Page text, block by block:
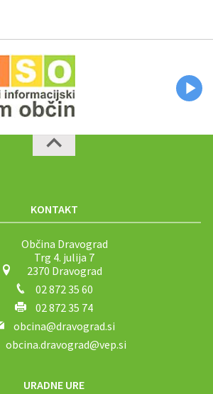
KONTAKT
Občina Dravograd
Trg 4. julija 7
2370 Dravograd
02 872 35 60
02 872 35 74
obcina@dravograd.si
obcina.dravograd@vep.si
URADNE URE